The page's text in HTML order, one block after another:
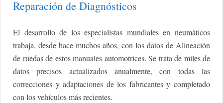
Reparación de Diagnósticos
El desarrollo de los especialistas mundiales en neumáticos
trabaja, desde hace muchos años, con los datos de Alineación
de ruedas de estos manuales automotrices. Se trata de miles de
datos precisos actualizados anualmente, con todas las
correcciones y adaptaciones de los fabricantes y completado
con los vehículos más recientes.